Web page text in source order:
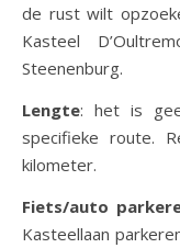
de rust wilt
Kasteel
Steenenburg.
Lengte: het is
specifieke route.
kilometer.
Fiets/auto
Kasteellaan